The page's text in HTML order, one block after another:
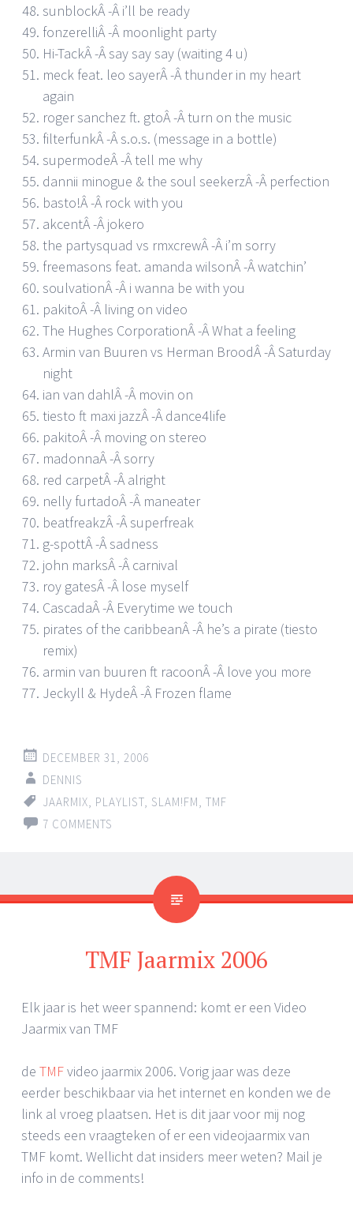
sunblockÂ -Â i’ll be ready
fonzerelliÂ -Â moonlight party
Hi-TackÂ -Â say say say (waiting 4 u)
meck feat. leo sayerÂ -Â thunder in my heart
again
roger sanchez ft. gtoÂ -Â turn on the music
filterfunkÂ -Â s.o.s. (message in a bottle)
supermodeÂ -Â tell me why
dannii minogue & the soul seekerzÂ -Â perfection
basto!Â -Â rock with you
akcentÂ -Â jokero
the partysquad vs rmxcrewÂ -Â i’m sorry
freemasons feat. amanda wilsonÂ -Â watchin’
soulvationÂ -Â i wanna be with you
pakitoÂ -Â living on video
The Hughes CorporationÂ -Â What a feeling
Armin van Buuren vs Herman BroodÂ -Â Saturday
night
ian van dahlÂ -Â movin on
tiesto ft maxi jazzÂ -Â dance4life
pakitoÂ -Â moving on stereo
madonnaÂ -Â sorry
red carpetÂ -Â alright
nelly furtadoÂ -Â maneater
beatfreakzÂ -Â superfreak
g-spottÂ -Â sadness
john marksÂ -Â carnival
roy gatesÂ -Â lose myself
CascadaÂ -Â Everytime we touch
pirates of the caribbeanÂ -Â he’s a pirate (tiesto
remix)
armin van buuren ft racoonÂ -Â love you more
Jeckyll & HydeÂ -Â Frozen flame
DECEMBER 31, 2006
DENNIS
JAARMIX PLAYLIST SLAM!FM TMF
7 COMMENTS
TMF Jaarmix 2006
Elk jaar is het weer spannend: komt er een Video
Jaarmix van TMF
de TMFvideo jaarmix 2006. Vorig jaar was deze
eerder beschikbaar via het internet en konden we de
link al vroeg plaatsen. Het is dit jaar voor mij nog
steeds een vraagteken of er een videojaarmix van
TMF komt. Wellicht dat insiders meer weten? Mail je
info in de comments!